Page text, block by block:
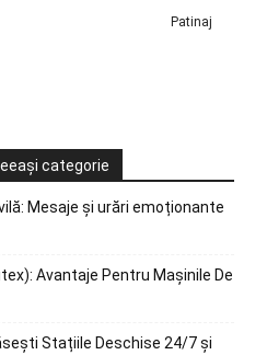
Patinaj
categorie
Mesaje și urări emoționante
Avantaje Pentru Mașinile De
Stațiile Deschise 24/7 și